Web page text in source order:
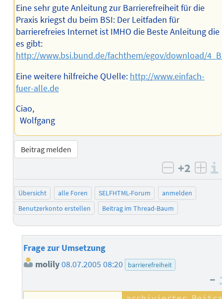
Eine sehr gute Anleitung zur Barrierefreiheit für die
Praxis kriegst du beim BSI: Der Leitfaden für
barrierefreies Internet ist IMHO die Beste Anleitung die
es gibt:
http://www.bsi.bund.de/fachthem/egov/download/
Eine weitere hilfreiche QUelle: http://www.einfach-
fuer-alle.de
Ciao,
Wolfgang
Beitrag melden
negativ
+2
Übersicht alle Foren SELFHTML-Forum
anmelden
Benutzerkonto erstellen
Beitrag im Thread-Baum
Frage zur Umsetzung
molily08.07.2005 08:20 barrierefreiheit
–